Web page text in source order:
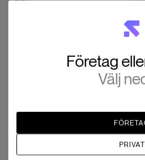
Kabel USB-C
Företag
Välj
PRIVAT